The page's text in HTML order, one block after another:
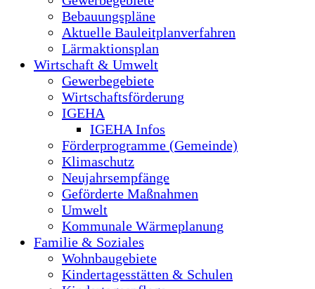
Bebauungspläne
Aktuelle Bauleitplanverfahren
Lärmaktionsplan
Wirtschaft & Umwelt
Gewerbegebiete
Wirtschaftsförderung
IGEHA
IGEHA Infos
Förderprogramme (Gemeinde)
Klimaschutz
Neujahrsempfänge
Geförderte Maßnahmen
Umwelt
Kommunale Wärmeplanung
Familie & Soziales
Wohnbaugebiete
Kindertagesstätten & Schulen